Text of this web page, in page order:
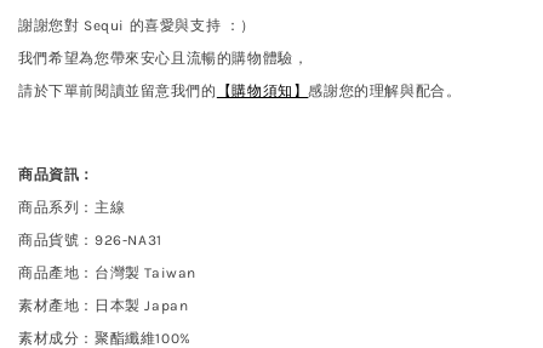
謝謝您對 Sequi 的喜愛與支持 ：）
我們希望為您帶來安心且流暢的購物體驗，
請於下單前閱讀並留意我們的
【購物須知】感謝您的理解與配合。
商品資訊：
商品系列：主線
商品貨號：926-NA31
商品產地：台灣製 Taiwan
素材產地：日本製 Japan
素材成分：聚酯纖維100%